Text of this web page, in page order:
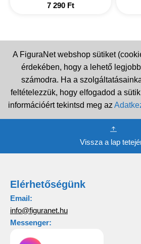
7 290 Ft
A FiguraNet webshop sütiket
érdekében, hogy a lehető
számodra. Ha a
feltételezzük, hogy elfogadod a
információért tekintsd meg az
Vissza a lap
Elérhetőségünk
Email:
info@figuranet.hu
Messenger: